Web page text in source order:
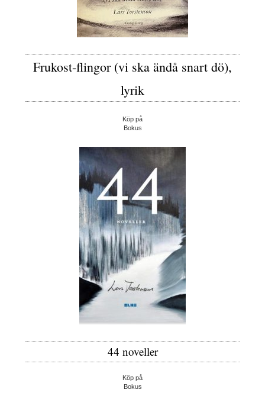
Frukost-flingor (vi ska ändå snart dö),
lyrik
Köp på
Bokus
44 noveller
Köp på
Bokus